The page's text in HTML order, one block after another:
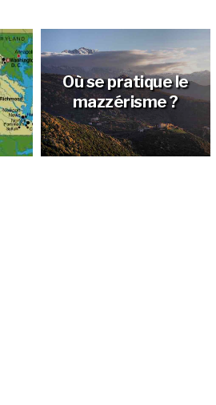
Où se pratique le
mazzérisme ?